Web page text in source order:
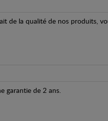
de la qualité de nos produits,
garantie de 2 ans.